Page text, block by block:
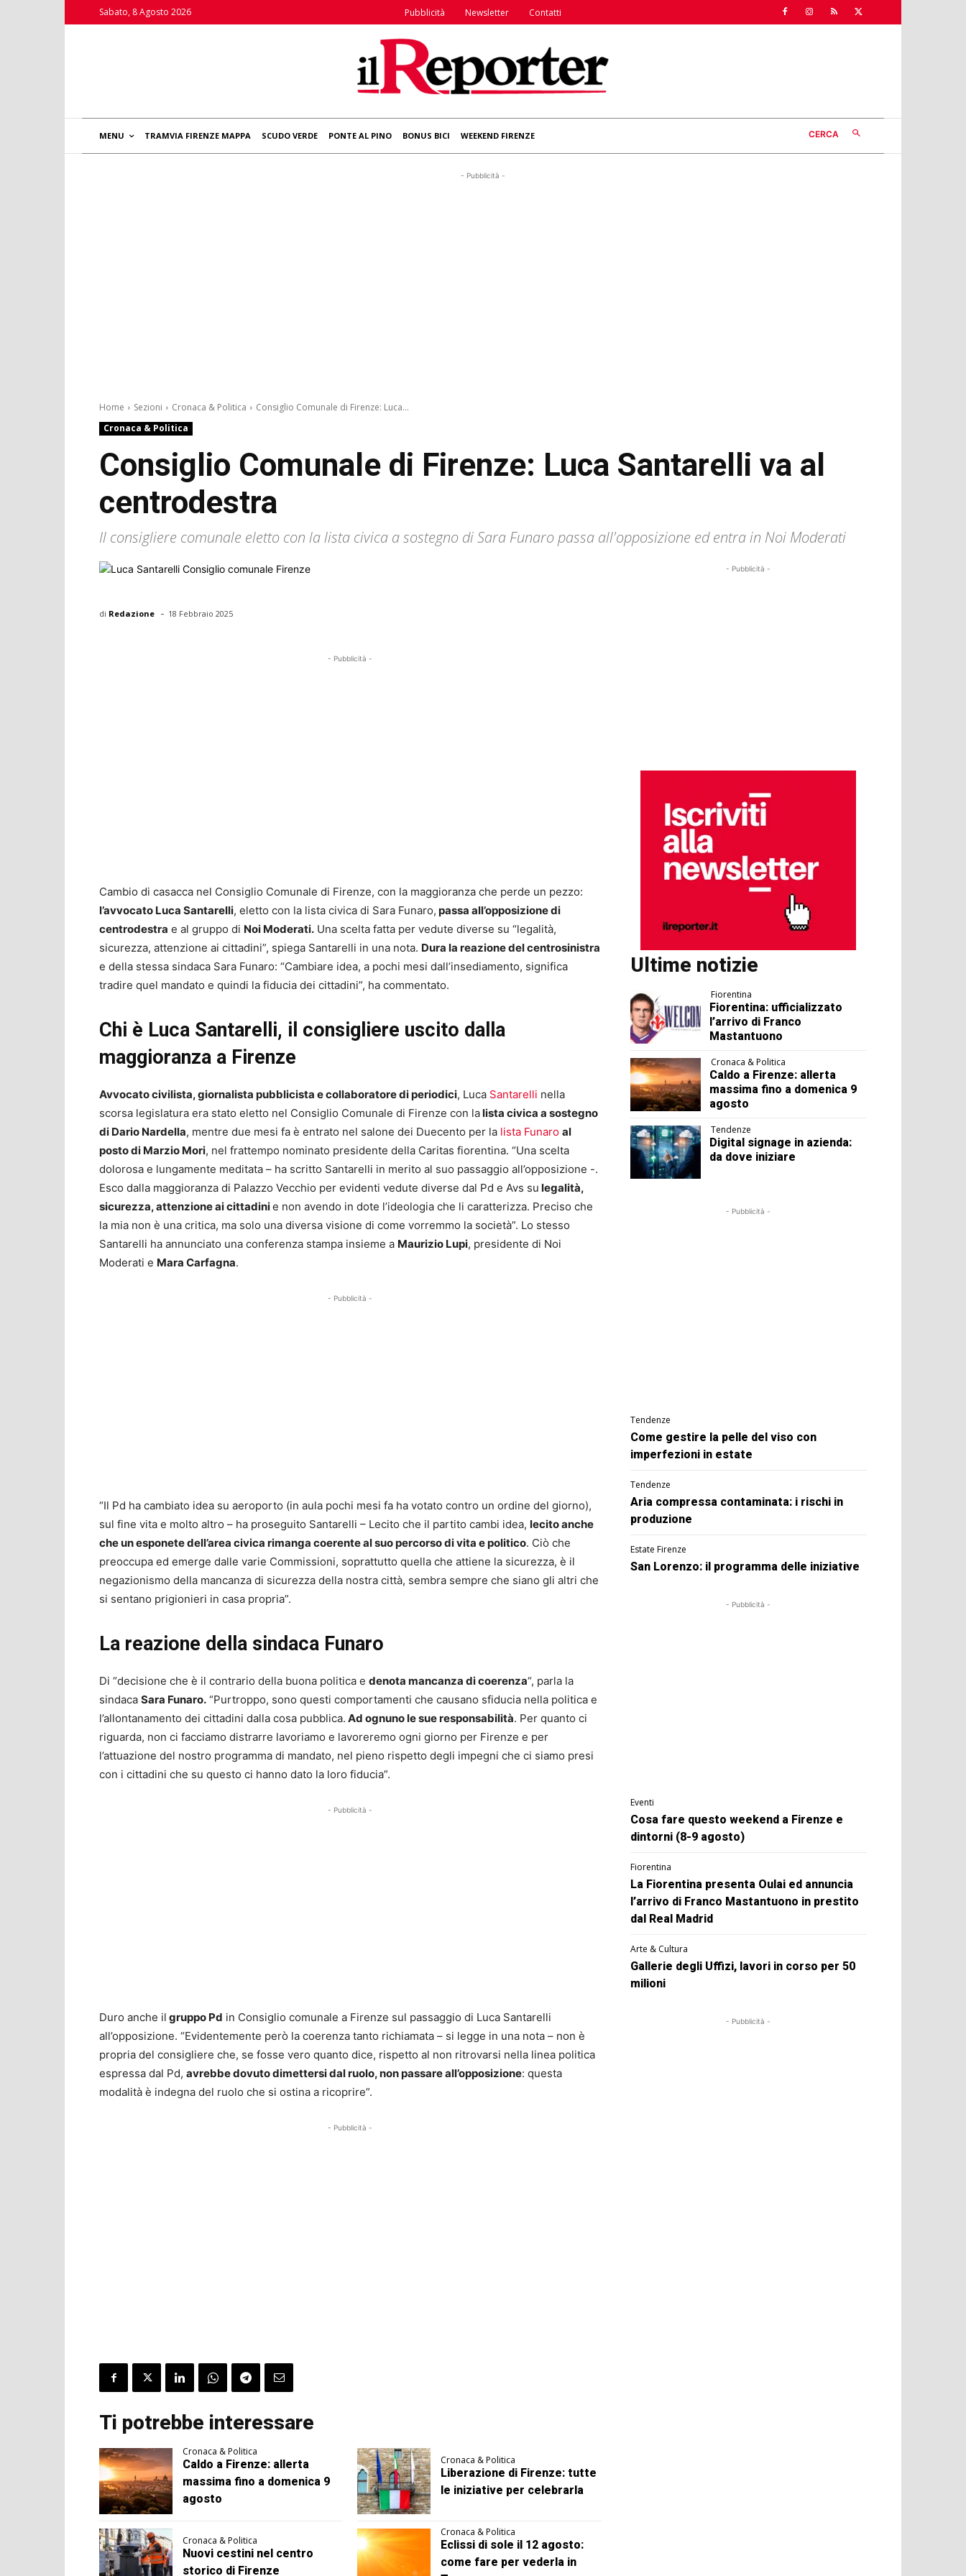
Sabato, 8 Agosto 2026 Pubblicità Newsletter Contatti
MENU TRAMVIA FIRENZE MAPPA SCUDO VERDE PONTE AL PINO BONUS BICI WEEKEND FIRENZE CERCA
- Pubblicità -
Home Sezioni Cronaca & Politica
Consiglio Comunale di Firenze: Luca...
Cronaca & Politica
Consiglio Comunale di Firenze: Luca Santarelli va al
centrodestra
Il consigliere comunale eletto con la lista civica a sostegno di Sara Funaro passa all'opposizione ed entra in Noi Moderati
di Redazione - 18 Febbraio 2025
- Pubblicità -
Cambio di casacca nel Consiglio Comunale di Firenze, con la maggioranza che perde un pezzo:
l’avvocato Luca Santarelli, eletto con la lista civica di Sara Funaro, passa all’opposizione di
centrodestra e al gruppo di Noi Moderati. Una scelta fatta per vedute diverse su “legalità,
sicurezza, attenzione ai cittadini”, spiega Santarelli in una nota. Dura la reazione del centrosinistra
e della stessa sindaca Sara Funaro: “Cambiare idea, a pochi mesi dall’insediamento, significa
tradire quel mandato e quindi la fiducia dei cittadini”, ha commentato.
Chi è Luca Santarelli, il consigliere uscito dalla
maggioranza a Firenze
Avvocato civilista, giornalista pubblicista e collaboratore di periodici, Luca Santarelli nella
scorsa legislatura era stato eletto nel Consiglio Comunale di Firenze con lalista civica a sostegno
di Dario Nardella, mentre due mesi fa è entrato nel salone dei Duecento per la lista Funaro al
posto di Marzio Mori, nel frattempo nominato presidente della Caritas fiorentina. “Una scelta
dolorosa e lungamente meditata – ha scritto Santarelli in merito al suo passaggio all’opposizione -.
Esco dalla maggioranza di Palazzo Vecchio per evidenti vedute diverse dal Pd e Avs su legalità,
sicurezza, attenzione ai cittadinie non avendo in dote l’ideologia che li caratterizza. Preciso che
la mia non è una critica, ma solo una diversa visione di come vorremmo la società”. Lo stesso
Santarelli ha annunciato una conferenza stampa insieme a Maurizio Lupi, presidente di Noi
Moderati e Mara Carfagna.
- Pubblicità -
“Il Pd ha cambiato idea su aeroporto (in aula pochi mesi fa ha votato contro un ordine del giorno),
sul fine vita e molto altro – ha proseguito Santarelli – Lecito che il partito cambi idea, lecito anche
che un esponete dell’area civica rimanga coerente al suo percorso di vita e politico. Ciò che
preoccupa ed emerge dalle varie Commissioni, soprattutto quella che attiene la sicurezza, è il
negazionismo della mancanza di sicurezza della nostra città, sembra sempre che siano gli altri che
si sentano prigionieri in casa propria”.
La reazione della sindaca Funaro
Di “decisione che è il contrario della buona politica e denota mancanza di coerenza“, parla la
sindaca Sara Funaro. “Purtroppo, sono questi comportamenti che causano sfiducia nella politica e
l’allontanamento dei cittadini dalla cosa pubblica. Ad ognuno le sue responsabilità. Per quanto ci
riguarda, non ci facciamo distrarre lavoriamo e lavoreremo ogni giorno per Firenze e per
l’attuazione del nostro programma di mandato, nel pieno rispetto degli impegni che ci siamo presi
con i cittadini che su questo ci hanno dato la loro fiducia”.
- Pubblicità -
Duro anche il gruppo Pd in Consiglio comunale a Firenze sul passaggio di Luca Santarelli
all’opposizione. “Evidentemente però la coerenza tanto richiamata – si legge in una nota – non è
propria del consigliere che, se fosse vero quanto dice, rispetto al non ritrovarsi nella linea politica
espressa dal Pd, avrebbe dovuto dimettersi dal ruolo, non passare all’opposizione: questa
modalità è indegna del ruolo che si ostina a ricoprire”.
- Pubblicità -
Ti potrebbe interessare
Cronaca & Politica
Caldo a Firenze: allerta
massima fino a domenica 9
agosto
Cronaca & Politica
Liberazione di Firenze: tutte
le iniziative per celebrarla
Cronaca & Politica
Nuovi cestini nel centro
storico di Firenze
Cronaca & Politica
Eclissi di sole il 12 agosto:
come fare per vederla in
- Pubblicità -
Ultime notizie
Fiorentina
Fiorentina: ufficializzato
l’arrivo di Franco
Mastantuono
Cronaca & Politica
Caldo a Firenze: allerta
massima fino a domenica 9
agosto
Tendenze
Digital signage in azienda:
da dove iniziare
- Pubblicità -
Tendenze
Come gestire la pelle del viso con
imperfezioni in estate
Tendenze
Aria compressa contaminata: i rischi in
produzione
Estate Firenze
San Lorenzo: il programma delle iniziative
- Pubblicità -
Eventi
Cosa fare questo weekend a Firenze e
dintorni (8-9 agosto)
Fiorentina
La Fiorentina presenta Oulai ed annuncia
l’arrivo di Franco Mastantuono in prestito
dal Real Madrid
Arte & Cultura
Gallerie degli Uffizi, lavori in corso per 50
milioni
- Pubblicità -